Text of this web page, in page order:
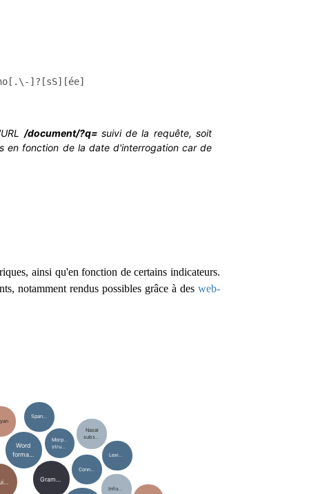
/.*[mM]orpho[.\-]?[pP]ragmati.*/ /
/document/?q= suivi de la requête, soit
en fonction de la date d'interrogation car de
ainsi qu'en fonction de certains indicateurs.
notamment rendus possibles grâce à des web-
Word
formation
Lexicalization
Morphological
structure
Nasal
substitution
Spanish